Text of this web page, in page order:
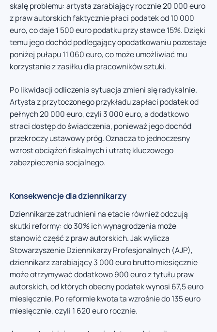
skalę problemu: artysta zarabiający rocznie 20 000 euro
z praw autorskich faktycznie płaci podatek od 10 000
euro, co daje 1 500 euro podatku przy stawce 15%. Dzięki
temu jego dochód podlegający opodatkowaniu pozostaje
poniżej pułapu 11 060 euro, co może umożliwiać mu
korzystanie z zasiłku dla pracowników sztuki.
Po likwidacji odliczenia sytuacja zmieni się radykalnie.
Artysta z przytoczonego przykładu zapłaci podatek od
pełnych 20 000 euro, czyli 3 000 euro, a dodatkowo
straci dostęp do świadczenia, ponieważ jego dochód
przekroczy ustawowy próg. Oznacza to jednoczesny
wzrost obciążeń fiskalnych i utratę kluczowego
zabezpieczenia socjalnego.
Konsekwencje dla dziennikarzy
Dziennikarze zatrudnieni na etacie również odczują
skutki reformy: do 30% ich wynagrodzenia może
stanowić część z praw autorskich. Jak wylicza
Stowarzyszenie Dziennikarzy Profesjonalnych (AJP),
dziennikarz zarabiający 3 000 euro brutto miesięcznie
może otrzymywać dodatkowo 900 euro z tytułu praw
autorskich, od których obecny podatek wynosi 67,5 euro
miesięcznie. Po reformie kwota ta wzrośnie do 135 euro
miesięcznie, czyli 1 620 euro rocznie.